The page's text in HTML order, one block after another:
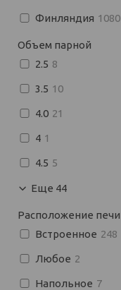
Финляндия 1080
Объем парной
2.5 8
3.5 10
4.0 21
4 1
4.5 5
Еще 44
Расположение печи
Встроенное 248
Любое 2
Напольное 7